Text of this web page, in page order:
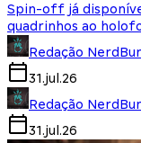
Spin-off já
quadrinhos ao
Redação
31.jul.26
Redação
31.jul.26